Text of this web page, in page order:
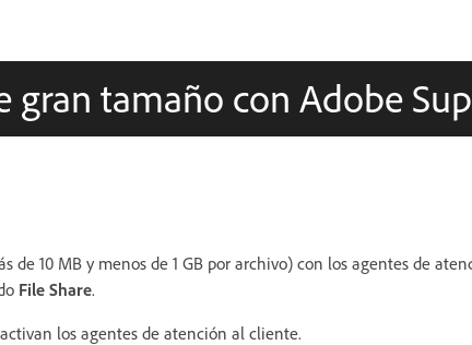
gran tamaño con Adobe
de 10 MB y menos de 1 GB por archivo) con los agentes de
File Share.
los agentes de atención al cliente.